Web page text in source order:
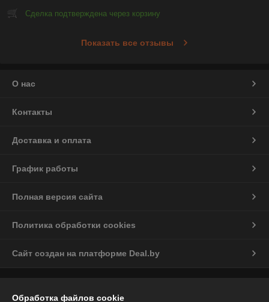
Сделка подтверждена через корзину
Показать все отзывы
О нас
Контакты
Доставка и оплата
График работы
Полная версия сайта
Политика обработки cookies
Сайт создан на платформе Deal.by
Обработка файлов cookie